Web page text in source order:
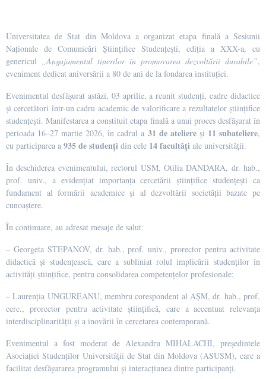
Universitatea de Stat din Moldova a organizat etapa finală a Sesiunii
Naționale de Comunicări Științifice Studențești, ediția a XXX-a, cu
genericul „Angajamentul tinerilor în promovarea dezvoltării durabile”,
eveniment dedicat aniversării a 80 de ani de la fondarea instituției.
Evenimentul desfășurat astăzi, 03 aprilie, a reunit studenți, cadre didactice
și cercetători într-un cadru academic de valorificare a rezultatelor științifice
studențești. Manifestarea a constituit etapa finală a unui proces desfășurat în
perioada 16–27 martie 2026, în cadrul a 31 de ateliereși 11 subateliere,
cu participarea a 935 de studenți din cele 14 facultăți ale universității.
În deschiderea evenimentului, rectorul USM, Otilia DANDARA, dr. hab.,
prof. univ., a evidențiat importanța cercetării științifice studențești ca
fundament al formării academice și al dezvoltării societății bazate pe
cunoaștere.
În continuare, au adresat mesaje de salut:
– Georgeta STEPANOV, dr. hab., prof. univ., prorector pentru activitate
didactică și studențească, care a subliniat rolul implicării studenților în
activități științifice, pentru consolidarea competențelor profesionale;
– Laurenția UNGUREANU, membru corespondent al AȘM, dr. hab., prof.
cerc., prorector pentru activitate științifică, care a accentuat relevanța
interdisciplinarității și a inovării în cercetarea contemporană.
Evenimentul a fost moderat de Alexandru MIHALACHI, președintele
Asociației Studenților Universității de Stat din Moldova (ASUSM), care a
facilitat desfășurarea programului și interacțiunea dintre participanți.